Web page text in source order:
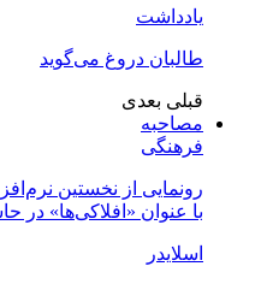
یادداشت
طالبان دروغ می‌گوید
قبلی بعدی
مصاحبه
فرهنگی
رونمایی از نخستین
با عنوان «افلاکی‌ها» در
اسلایدر